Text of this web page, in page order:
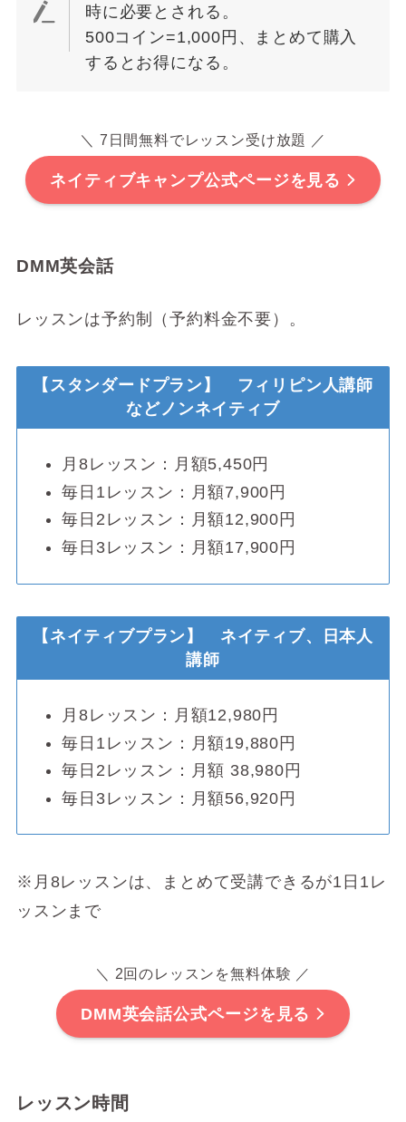
時に必要とされる。
500コイン=1,000円、まとめて購入
するとお得になる。
＼ 7日間無料でレッスン受け放題 ／
ネイティブキャンプ公式ページを見る
DMM英会話
レッスンは予約制（予約料金不要）。
【スタンダードプラン】 フィリピン人講師
などノンネイティブ
月8レッスン：月額5,450円
毎日1レッスン：月額7,900円
毎日2レッスン：月額12,900円
毎日3レッスン：月額17,900円
【ネイティブプラン】 ネイティブ、日本人
講師
月8レッスン：月額12,980円
毎日1レッスン：月額19,880円
毎日2レッスン：月額 38,980円
毎日3レッスン：月額56,920円
※月8レッスンは、まとめて受講できるが1日1レ
ッスンまで
＼ 2回のレッスンを無料体験 ／
DMM英会話公式ページを見る
レッスン時間